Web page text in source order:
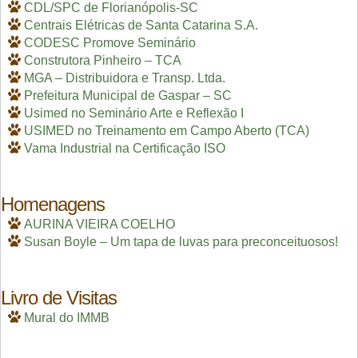
CDL/SPC de Florianópolis-SC
Centrais Elétricas de Santa Catarina S.A.
CODESC Promove Seminário
Construtora Pinheiro – TCA
MGA – Distribuidora e Transp. Ltda.
Prefeitura Municipal de Gaspar – SC
Usimed no Seminário Arte e Reflexão I
USIMED no Treinamento em Campo Aberto (TCA)
Vama Industrial na Certificação ISO
Homenagens
AURINA VIEIRA COELHO
Susan Boyle – Um tapa de luvas para preconceituosos!
Livro de Visitas
Mural do IMMB